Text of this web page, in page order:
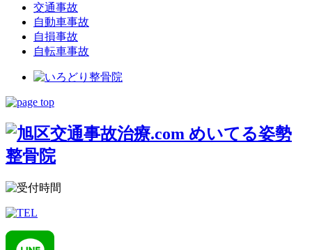
交通事故
自動車事故
自損事故
自転車事故